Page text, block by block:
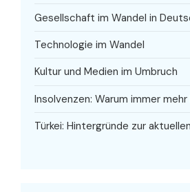
Gesellschaft im Wandel in
Technologie im Wandel
Kultur und Medien im Umbruch
Insolvenzen: Warum immer
Türkei: Hintergründe zur